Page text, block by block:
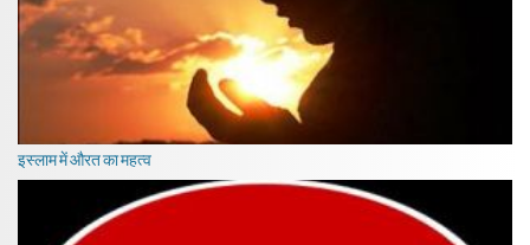
इस्लाम में औरत का महत्व